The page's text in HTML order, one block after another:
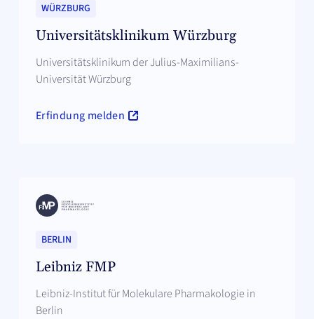
WÜRZBURG
Universitätsklinikum Würzburg
Universitätsklinikum der Julius-Maximilians-
Universität Würzburg
Erfindung melden
BERLIN
Leibniz FMP
Leibniz-Institut für Molekulare Pharmakologie in
Berlin